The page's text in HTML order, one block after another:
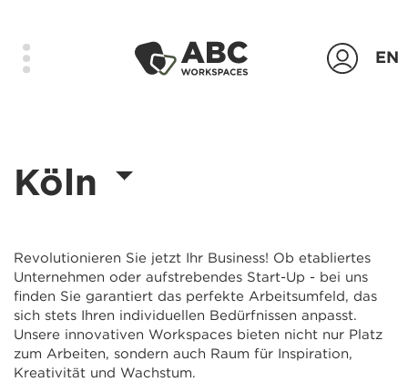
EN
Kontakt
Login
Anfrage senden
Köln
Revolutionieren Sie jetzt Ihr Business! Ob etabliertes
Unternehmen oder aufstrebendes Start-Up - bei uns
finden Sie garantiert das perfekte Arbeitsumfeld, das
sich stets Ihren individuellen Bedürfnissen anpasst.
Unsere innovativen Workspaces bieten nicht nur Platz
zum Arbeiten, sondern auch Raum für Inspiration,
Kreativität und Wachstum.